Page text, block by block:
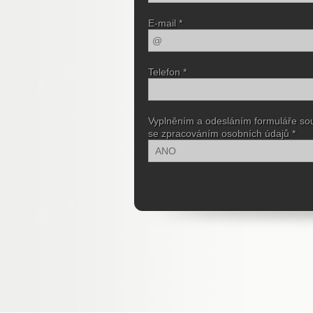
E-mail *
Telefon *
Vyplněním a odesláním formuláře
se zpracováním osobních údajů *